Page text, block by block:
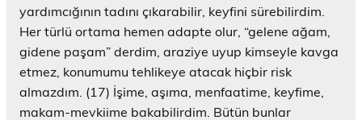
yardımcığının tadını çıkarabilir, keyfini sürebilirdim.
Her türlü ortama hemen adapte olur, “gelene ağam,
gidene paşam” derdim, araziye uyup kimseyle kavga
etmez, konumumu tehlikeye atacak hiçbir risk
almazdım. (17) İşime, aşıma, menfaatime, keyfime,
makam-mevkiime bakabilirdim. Bütün bunlar